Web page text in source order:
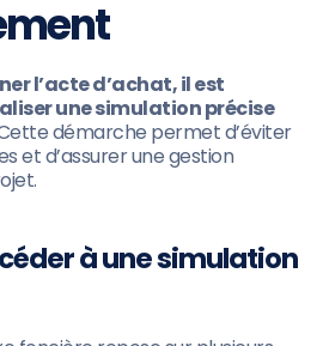
l’acte d’achat, il est
une simulation précise
démarche permet d’éviter
et d’assurer une gestion
à une simulation